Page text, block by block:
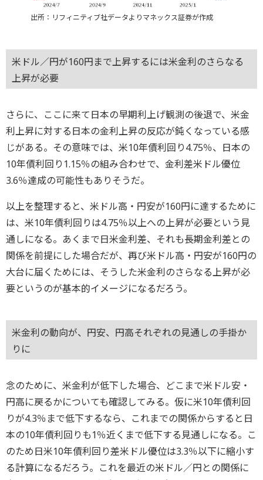
出所：リフィニティブ社データよりマネックス証券が作成
米ドル／円が160円まで上昇するには米金利のさらなる
上昇が必要
さらに、ここに来て日本の早期利上げ観測の後退で、米金
利上昇に対する日本の金利上昇の反応が鈍くなっている感
じがある。その意味では、米10年債利回り4.75％、日本の
10年債利回り1.15％の組み合わせで、金利差米ドル優位
3.6％達成の可能性もありそうだ。
以上を整理すると、米ドル高・円安が160円に達するために
は、米10年債利回りは4.75％以上への上昇が必要という見
通しになる。あくまで日米金利差、それも長期金利差との
関係を前提にした場合だが、再び米ドル高・円安が160円の
大台に届くためには、そうした米金利のさらなる上昇が必
要というのが基本的イメージになるだろう。
米金利の動向が、円安、円高それぞれの見通しの手掛か
りに
念のために、米金利が低下した場合、どこまで米ドル安・
円高に戻るかについても確認してみる。仮に米10年債利回
りが4.3％まで低下するなら、これまでの関係からすると日
本の10年債利回りも1％近くまで低下する見通しになる。こ
のため日米10年債利回り差米ドル優位は3.3％以下に縮小す
る計算になるだろう。これを最近の米ドル／円との関係に